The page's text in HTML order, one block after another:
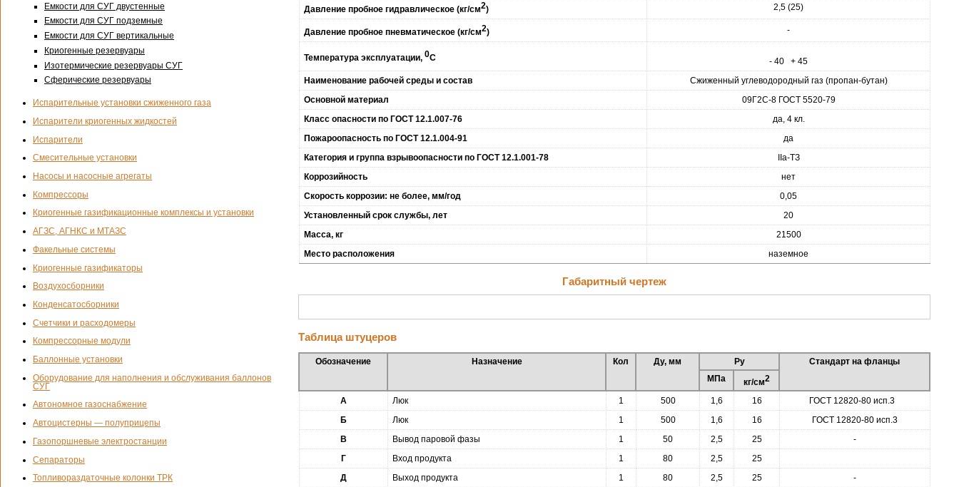
Емкости для СУГ двустенные
Емкости для СУГ подземные
Емкости для СУГ вертикальные
Криогенные резервуары
Изотермические резервуары СУГ
Сферические резервуары
Испарительные установки сжиженного газа
Испарители криогенных жидкостей
Испарители
Смесительные установки
Насосы и насосные агрегаты
Компрессоры
Криогенные газификационные комплексы и установки
АГЗС, АГНКС и МТАЗС
Факельные системы
Криогенные газификаторы
Воздухосборники
Конденсатосборники
Счетчики и расходомеры
Компрессорные модули
Баллонные установки
Оборудование для наполнения и обслуживания баллонов
СУГ
Автономное газоснабжение
Автоцистерны — полуприцепы
Газопоршневые электростанции
Сепараторы
Топливораздаточные колонки ТРК
Давление пробное гидравлическое (кг/см2) 2,5 (25)
Давление пробное пневматическое (кг/см2) -
Температура эксплуатации,0С
- 40 + 45
Наименование рабочей среды и состав
Сжиженный углеводородный газ (пропан-бутан)
Основной материал
09Г2С-8 ГОСТ 5520-79
Класс опасности по ГОСТ 12.1.007-76
да, 4 кл.
Пожароопасность по ГОСТ 12.1.004-91
да
Категория и группа взрывоопасности по ГОСТ 12.1.001-78
IIа-ТЗ
Коррозийность
нет
Скорость коррозии: не более, мм/год
0,05
Установленный срок службы, лет
20
Масса, кг
21500
Место расположения
наземное
Габаритный чертеж
Таблица штуцеров
Обозначение Назначение Кол Ду, мм Ру
Стандарт на фланцы
МПа
кг/см2
А Люк 1 500 1,6 16
ГОСТ 12820-80 исп.3
Б
Люк 1 500 1,6 16
ГОСТ 12820-80 исп.3
В
Вывод паровой фазы 1 50 2,5 25
-
Г
Вход продукта 1 80 2,5
25
Д
Выход продукта 1 80 2,5 25
-